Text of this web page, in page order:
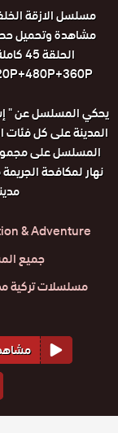
مشاهدة وتحميل
يحكي المسلسل عن "
المدينة على كل
المسلسل على
نهار لمكافحة
& Adventure
جميع
مسلسلات تركية